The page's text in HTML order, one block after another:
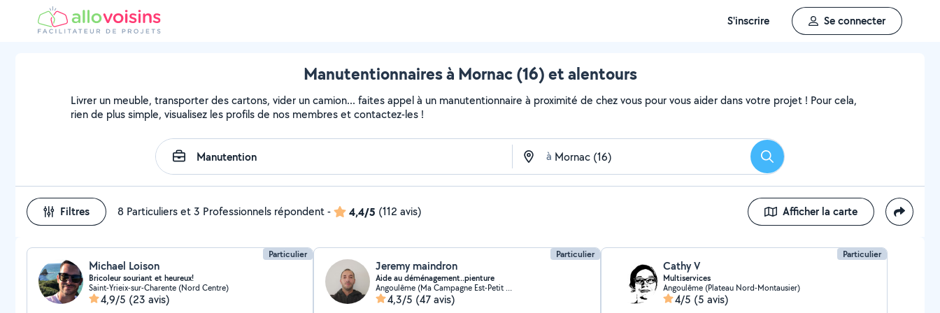
S'inscrire Se connecter
Manutentionnaires à Mornac (16) et alentours
Livrer un meuble, transporter des cartons, vider un camion... faites appel à un manutentionnaire à proximité de chez vous pour vous aider dans votre projet ! Pour cela,
rien de plus simple, visualisez les profils de nos membres et contactez-les !
à Rechercher
Filtres 8 Particuliers et 3 Professionnels répondent- 4,4/5 (112 avis) Afficher la carte
Particulier
Michael Loison
Bricoleur souriant et heureux!
Saint-Yrieix-sur-Charente (Nord Centre)
4,9/5 (23 avis)
Particulier
Jeremy maindron
Aide au déménagement..pienture
Angoulême (Ma Campagne Est-Petit Fresquet)
4,3/5 (47 avis)
Particulier
Cathy V
Multiservices
Angoulême (Plateau Nord-Montausier)
4/5 (5 avis)